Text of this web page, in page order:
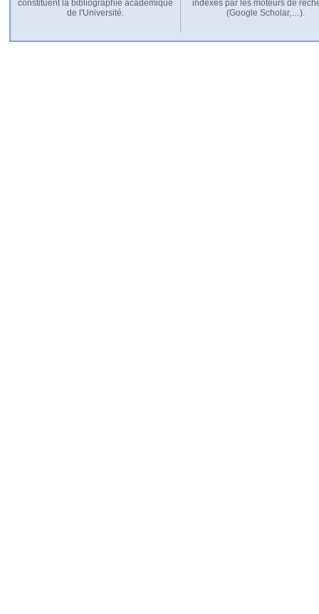
constituent la bibliographie académique
de l'Université.
indexés par les moteurs de
(Google Scholar,…).